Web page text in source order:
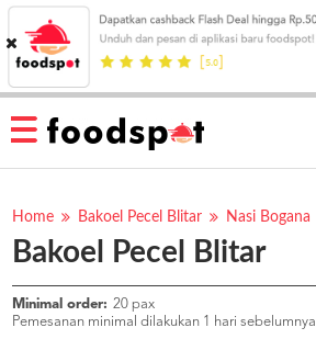
HOME
MENU
RESTAURANT
PESAN
OUR
COMPANY
KATA
MEREKA
Home Bakoel Pecel Blitar Nasi Bogana
Bakoel Pecel Blitar
Minimal order: 20 pax
Pemesanan minimal dilakukan 1 hari sebelumnya